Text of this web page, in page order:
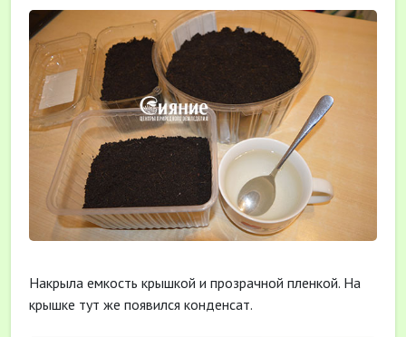
Накрыла емкость крышкой и прозрачной пленкой. На
крышке тут же появился конденсат.